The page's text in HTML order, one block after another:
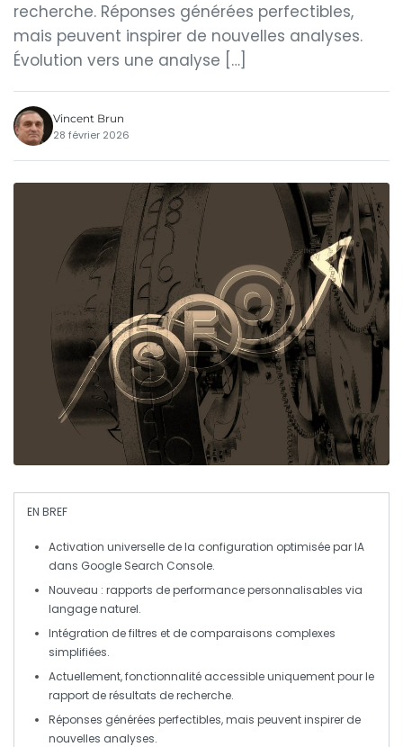
recherche. Réponses générées perfectibles,
mais peuvent inspirer de nouvelles analyses.
Évolution vers une analyse […]
Vincent Brun
28 février 2026
EN BREF
Activation universelle de la configuration optimisée parIA
dans Google Search Console.
Nouveau : rapports de performancepersonnalisables via
langage naturel.
Intégration defiltres et de comparaisons complexes
simplifiées.
Actuellement, fonctionnalité accessible uniquement pour le
rapport derésultats de recherche.
Réponses générées perfectibles, mais peuvent inspirer de
nouvelles analyses.